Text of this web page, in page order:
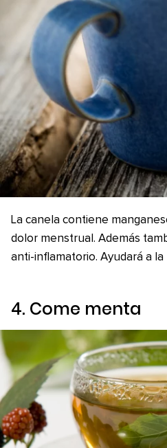
La canela contiene
dolor menstrual. Además
anti-inflamatorio. Ayudará a
4. Come menta